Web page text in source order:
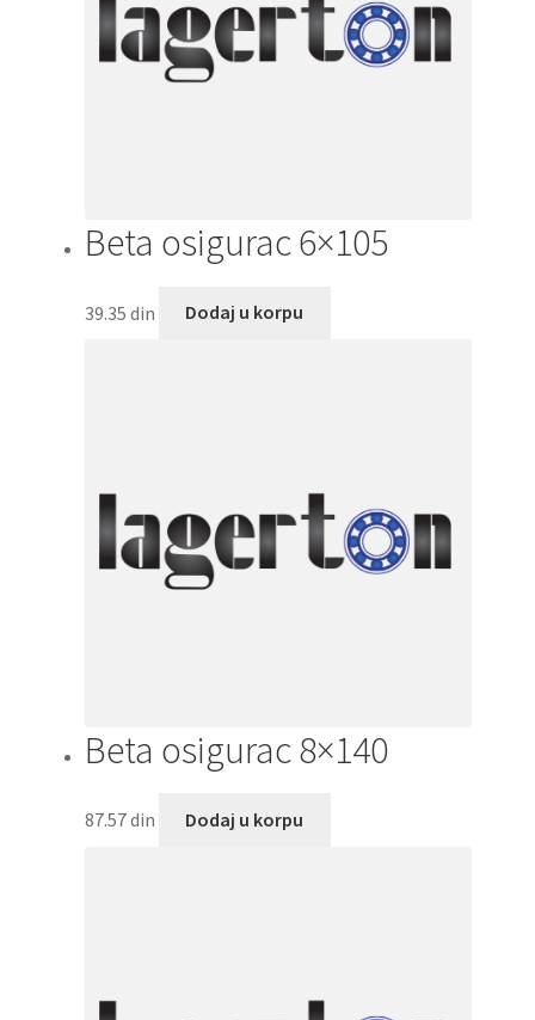
Beta osigurac 6×105
39.35 din Dodaj u korpu
Beta osigurac 8×140
87.57din Dodaj u korpu